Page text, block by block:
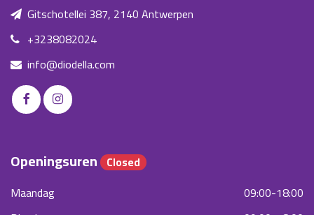
Gitschotellei 387, 2140 Antwerpen
+3238082024
info@diodella.com
Openingsuren Closed
Maandag
09:00-18:00